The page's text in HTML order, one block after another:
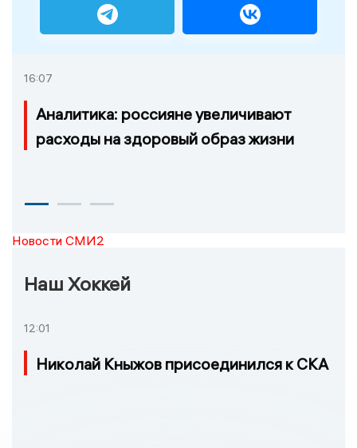
16:07
Аналитика: россияне увеличивают
расходы на здоровый образ жизни
Новости СМИ2
Наш Хоккей
12:01
Николай Кныжов присоединился к СКА